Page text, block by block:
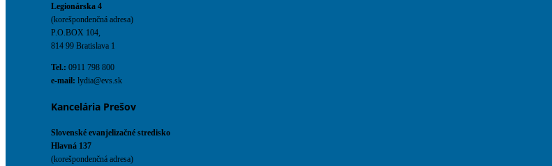
Legionárska 4
(korešpondenčná adresa)
P.O.BOX 104,
814 99 Bratislava 1
Tel.: 0911 798 800
e-mail: lydia@evs.sk
Kancelária Prešov
Slovenské evanjelizačné stredisko
Hlavná 137
(korešpondenčná adresa)